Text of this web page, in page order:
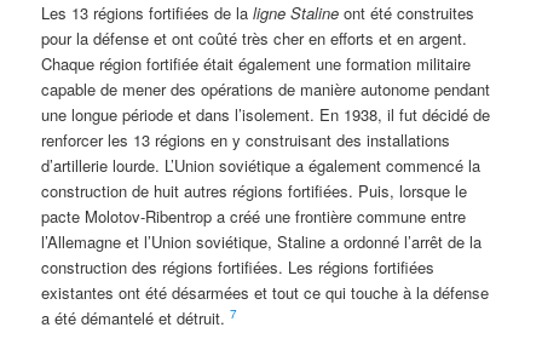
Les 13 régions fortifiées de laligne Staline ont été construites
pour la défense et ont coûté très cher en efforts et en argent.
Chaque région fortifiée était également une formation militaire
capable de mener des opérations de manière autonome pendant
une longue période et dans l’isolement. En 1938, il fut décidé de
renforcer les 13 régions en y construisant des installations
d’artillerie lourde. L’Union soviétique a également commencé la
construction de huit autres régions fortifiées. Puis, lorsque le
pacte Molotov-Ribentrop a créé une frontière commune entre
l’Allemagne et l’Union soviétique, Staline a ordonné l’arrêt de la
construction des régions fortifiées. Les régions fortifiées
existantes ont été désarmées et tout ce qui touche à la défense
a été démantelé et détruit.7